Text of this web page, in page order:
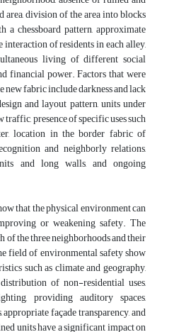
division of the area into blocks
chessboard pattern, approximate
of residents in each alley,
living of different social
financial power. Factors that were
fabric include darkness and lack
and layout pattern, units under
presence of specific uses such
location in the border fabric of
and neighborly relations,
and long walls, and ongoing
that the physical environment can
or weakening safety. The
the three neighborhoods and their
field of environmental safety show
such as climate and geography,
of non-residential uses,
providing auditory spaces,
façade transparency, and
units have a significant impact on